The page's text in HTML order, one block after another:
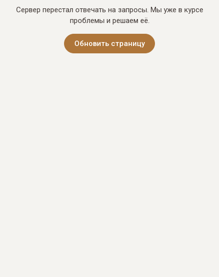
Сервер перестал отвечать на запросы. Мы уже в курсе
проблемы и решаем её.
Обновить страницу